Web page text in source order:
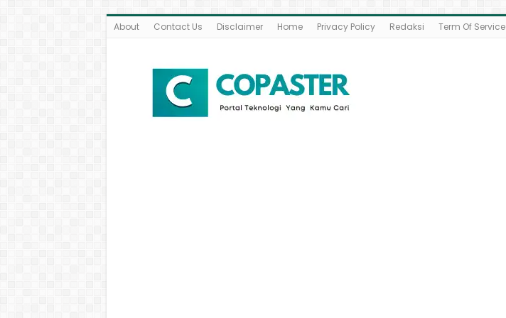
About Contact Us Disclaimer Home Privacy Policy Redaksi Term Of Service